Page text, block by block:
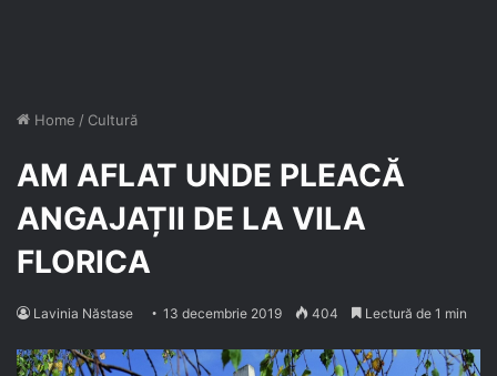
Home / Cultură
AM AFLAT UNDE PLEACĂ
ANGAJAȚII DE LA VILA
FLORICA
Lavinia Năstase 13 decembrie 2019 404 Lectură de 1 min